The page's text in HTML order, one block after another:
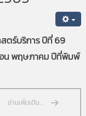
ตร์บริการ ปีที่ 69
อน พฤษภาคม ปีที่พิมพ์
อ่านเพิ่มเติม...